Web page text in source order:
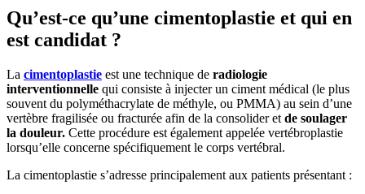
Qu’est-ce qu’une cimentoplastie et qui en
est candidat ?
La cimentoplastie est une technique de radiologie
interventionnelle qui consiste à injecter un ciment médical (le plus
souvent du polyméthacrylate de méthyle, ou PMMA) au sein d’une
vertèbre fragilisée ou fracturée afin de la consolider et de soulager
la douleur. Cette procédure est également appelée vertébroplastie
lorsqu’elle concerne spécifiquement le corps vertébral.
La cimentoplastie s’adresse principalement aux patients présentant :